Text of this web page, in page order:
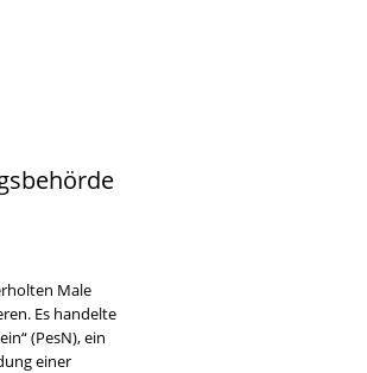
Male
Es handelte
(PesN), ein
einer